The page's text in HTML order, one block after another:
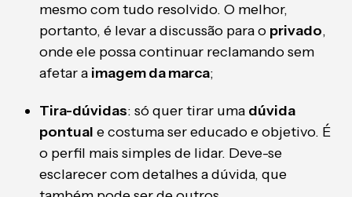
mesmo com tudo resolvido. O melhor,
portanto, é levar a discussão para o privado,
onde ele possa continuar reclamando sem
afetar a imagem da marca;
Tira-dúvidas: só quer tirar uma dúvida
pontual e costuma ser educado e objetivo. É
o perfil mais simples de lidar. Deve-se
esclarecer com detalhes a dúvida, que